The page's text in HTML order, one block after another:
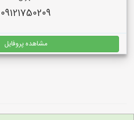
09121750209
مشاهده پروفایل